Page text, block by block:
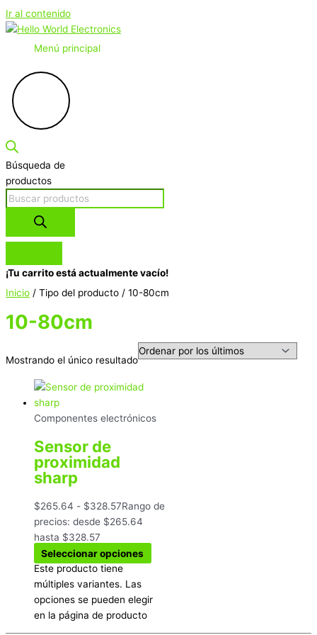
Ir al contenido
Menú principal
Búsqueda de
productos
¡Tu carrito está actualmente vacío!
Inicio / Tipo del producto / 10-80cm
10-80cm
Mostrando el único resultado
Componentes electrónicos
Sensor de
proximidad
sharp
$265.64 - $328.57Rango de
precios: desde $265.64
hasta $328.57
Seleccionar opciones
Este producto tiene
múltiples variantes. Las
opciones se pueden elegir
en la página de producto